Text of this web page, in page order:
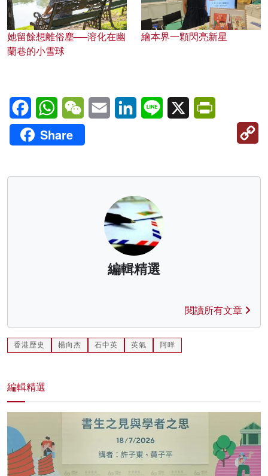
她留餘想離俗塵──溶化在幽
蘭巷的小雪球
繪本界一顆閃亮新星
FacebookWhatsAppWeChatEmail LinkedInLine X
Share
編輯精選
閱讀所有文章
香港歷史 楊向杰 石中英 英氣 阿咩
編輯精選